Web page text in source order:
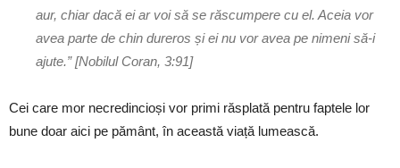
aur, chiar dacă ei ar voi să se răscumpere cu el. Aceia vor
avea parte de chin dureros și ei nu vor avea pe nimeni să-i
ajute.” [Nobilul Coran, 3:91]
Cei care mor necredincioși vor primi răsplată pentru faptele lor
bune doar aici pe pământ, în această viață lumească.